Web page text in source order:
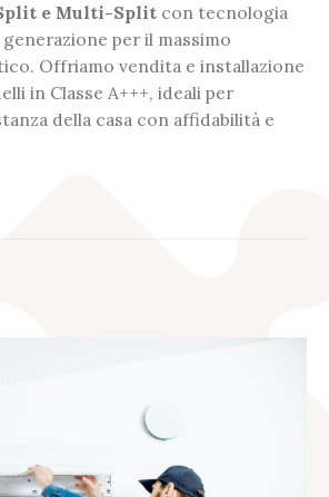
e Multi-Split con tecnologia
per il massimo
Offriamo vendita e installazione
in Classe A+++, ideali per
della casa con affidabilità e